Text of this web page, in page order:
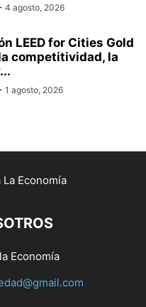
4 agosto, 2026
LEED for Cities Gold
competitividad, la
1 agosto, 2026
Economía